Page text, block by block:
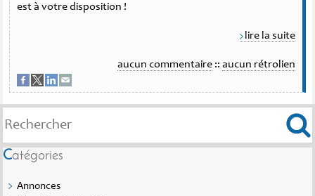
est à votre disposition !
lire la suite
aucun commentaire :: aucun rétrolien
Catégories
Annonces